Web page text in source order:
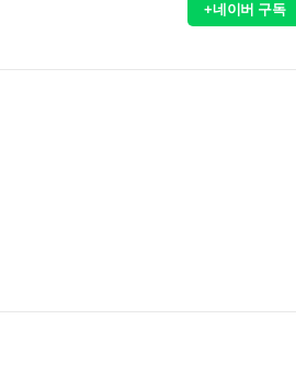
+네이버 구독